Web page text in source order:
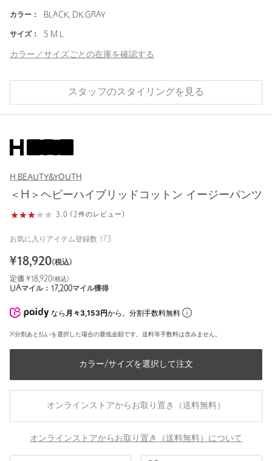
カラー： BLACK, DK.GRAY
サイズ： S M L
カラー／サイズごとの在庫を確認する
スタッフのスタイリングを見る
H BEAUTY&YOUTH
＜H＞ヘビーハイブリッドコットン イージーパンツ
3.0 (2件のレビュー)
お気に入りアイテム登録数 173
¥18,920(税込)
定価 ¥18,920(税込)
UAマイル： 17,200マイル獲得
なら 月々3,153円から。分割手数料無料
※分割あと払いを選択した場合の最低金額です。送料等手数料は含みません。
カラー/サイズを選択して注文
オンラインストアからお取り置き（送料無料）
オンラインストアからお取り置き（送料無料）について